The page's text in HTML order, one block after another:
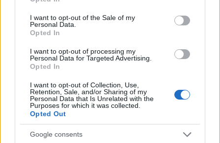
use your data for below specified purposes in below Google
consent section.
I want to opt-out of the Sale of my
Personal Data.
Opted In
I want to opt-out of processing my
Personal Data for Targeted Advertising.
Opted In
I want to opt-out of Collection, Use,
Retention, Sale, and/or Sharing of my
Personal Data that Is Unrelated with the
Purposes for which it was collected.
Opted Out
Google consents
Form Grafiği: Göztepe’nin En Özel ve Güvenilir İsimlerinden Biri!
Son Haftaların En Formda İsimleriyle Karşınızdayız!
11/27/2024 YazarZeynel Yılmaz|
Gerek savunmadaki üstün performansı gerekse ileri çıkıp takımına